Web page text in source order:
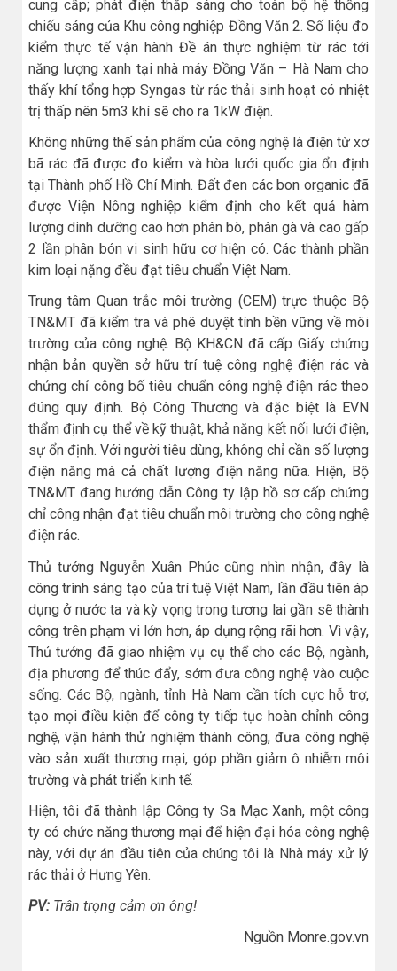
cung cấp; phát điện thắp sáng cho toàn bộ hệ thống
chiếu sáng của Khu công nghiệp Đồng Văn 2. Số liệu đo
kiểm thực tế vận hành Đề án thực nghiệm từ rác tới
năng lượng xanh tại nhà máy Đồng Văn – Hà Nam cho
thấy khí tổng hợp Syngas từ rác thải sinh hoạt có nhiệt
trị thấp nên 5m3 khí sẽ cho ra 1kW điện.
Không những thế sản phẩm của công nghệ là điện từ xơ
bã rác đã được đo kiểm và hòa lưới quốc gia ổn định
tại Thành phố Hồ Chí Minh. Đất đen các bon organic đã
được Viện Nông nghiệp kiểm định cho kết quả hàm
lượng dinh dưỡng cao hơn phân bò, phân gà và cao gấp
2 lần phân bón vi sinh hữu cơ hiện có. Các thành phần
kim loại nặng đều đạt tiêu chuẩn Việt Nam.
Trung tâm Quan trắc môi trường (CEM) trực thuộc Bộ
TN&MT đã kiểm tra và phê duyệt tính bền vững về môi
trường của công nghệ. Bộ KH&CN đã cấp Giấy chứng
nhận bản quyền sở hữu trí tuệ công nghệ điện rác và
chứng chỉ công bố tiêu chuẩn công nghệ điện rác theo
đúng quy định. Bộ Công Thương và đặc biệt là EVN
thẩm định cụ thể về kỹ thuật, khả năng kết nối lưới điện,
sự ổn định. Với người tiêu dùng, không chỉ cần số lượng
điện năng mà cả chất lượng điện năng nữa. Hiện, Bộ
TN&MT đang hướng dẫn Công ty lập hồ sơ cấp chứng
chỉ công nhận đạt tiêu chuẩn môi trường cho công nghệ
điện rác.
Thủ tướng Nguyễn Xuân Phúc cũng nhìn nhận, đây là
công trình sáng tạo của trí tuệ Việt Nam, lần đầu tiên áp
dụng ở nước ta và kỳ vọng trong tương lai gần sẽ thành
công trên phạm vi lớn hơn, áp dụng rộng rãi hơn. Vì vậy,
Thủ tướng đã giao nhiệm vụ cụ thể cho các Bộ, ngành,
địa phương để thúc đẩy, sớm đưa công nghệ vào cuộc
sống. Các Bộ, ngành, tỉnh Hà Nam cần tích cực hỗ trợ,
tạo mọi điều kiện để công ty tiếp tục hoàn chỉnh công
nghệ, vận hành thử nghiệm thành công, đưa công nghệ
vào sản xuất thương mại, góp phần giảm ô nhiễm môi
trường và phát triển kinh tế.
Hiện, tôi đã thành lập Công ty Sa Mạc Xanh, một công
ty có chức năng thương mại để hiện đại hóa công nghệ
này, với dự án đầu tiên của chúng tôi là Nhà máy xử lý
rác thải ở Hưng Yên.
PV: Trân trọng cảm ơn ông!
Nguồn Monre.gov.vn